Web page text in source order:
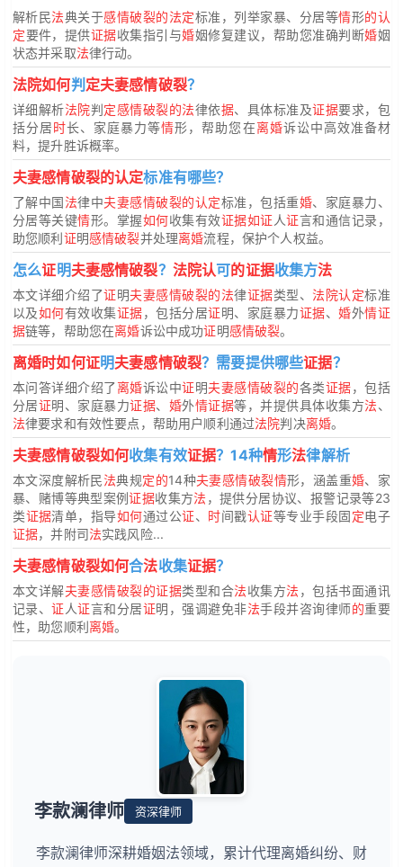
解析民法典关于感情破裂的法定标准，列举家暴、分居等情形的认
定要件，提供证据收集指引与婚姻修复建议，帮助您准确判断婚姻
状态并采取法律行动。
法院如何判 定夫妻感情破裂？
详细解析法院判定感情破裂的法律依据、具体标准及证据要求，包
括分居时长、家庭暴力等情形，帮助您在离婚诉讼中高效准备材
料，提升胜诉概率。
夫妻感情破裂的认定标准有哪些？
了解中国法律中夫妻感情破裂的认定标准，包括重婚、家庭暴力、
分居等关键情形。掌握如何收集有效证据如证人证言和通信记录，
助您顺利证明感情破裂并处理离婚流程，保护个人权益。
怎么证明夫妻感情破裂？ 法院认可的证据收集方法
本文详细介绍了证明夫妻感情破裂的法律证据类型、 法院认定标准
以及如何有效收集证据，包括分居证明、家庭暴力证据、婚外情证
据链等，帮助您在离婚诉讼中成功证明感情破裂。
离婚时如何证明夫妻感情破裂？需要提供哪些证据？
本问答详细介绍了离婚诉讼中证明夫妻感情破裂的各类证据，包括
分居证明、家庭暴力证据、 婚外情证据等，并提供具体收集方法、
法律要求和有效性要点，帮助用户顺利通过法院判决离婚。
夫妻感情破裂如何收集有效证据？14种情形法律解析
本文深度解析民法典规定的14种夫妻感情破裂情形，涵盖重婚、家
暴、赌博等典型案例证据收集方法，提供分居协议、报警记录等23
类证据清单，指导如何通过公证、 时间戳认证等专业手段固定电子
证据，并附司法实践风险...
夫妻感情破裂如何合法收集证据？
本文详解夫妻感情破裂的证据类型和合法收集方法，包括书面通讯
记录、证人证言和分居证明，强调避免非法手段并咨询律师的重要
性，助您顺利离婚。
李款澜律师 资深律师
李款澜律师深耕婚姻法领域，累计代理离婚纠纷、财